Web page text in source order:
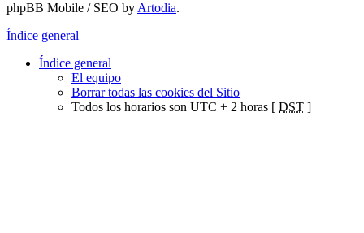
phpBB Mobile / SEO by Artodia.
Índice general
Índice general
El equipo
Borrar todas las cookies del Sitio
Todos los horarios son UTC + 2 horas [ DST ]